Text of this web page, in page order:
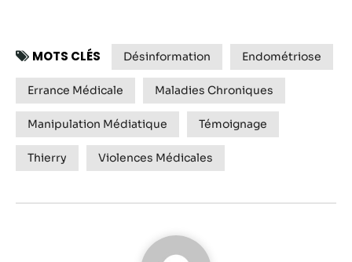
MOTS CLÉS Désinformation Endométriose
Errance Médicale Maladies Chroniques
Manipulation Médiatique Témoignage
Thierry Violences Médicales